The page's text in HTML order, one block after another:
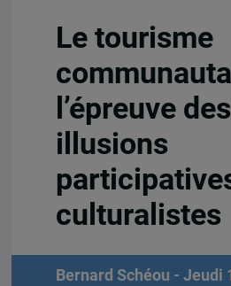
Le tourisme
l’épreuve des
illusions
culturalistes
Bernard Schéou - Jeudi